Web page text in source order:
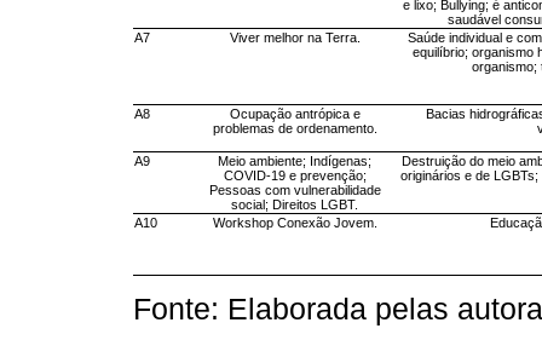
e lixo; Bullying; é
saudável
A7
Viver melhor na Terra.
Saúde individual e
equilíbrio; organismo
organismo;
A8
Ocupação antrópica e
problemas de ordenamento.
Bacias
A9
Meio ambiente; Indígenas;
COVID-19 e prevenção;
Pessoas com vulnerabilidade
social; Direitos LGBT.
Destruição do meio
originários e de
A10 Workshop Conexão Jovem.
Fonte: Elaborada pelas